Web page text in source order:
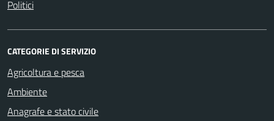
Politici
CATEGORIE DI SERVIZIO
Agricoltura e pesca
Ambiente
Anagrafe e stato civile